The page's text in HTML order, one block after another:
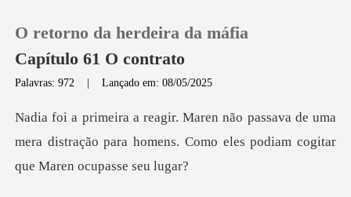
0
Loja
O retorno da herdeira da máfia
Capítulo 61 O contrato
Palavras: 972 |Lançado em: 08/05/2025
va de uma
mera distração para homens. Como ele